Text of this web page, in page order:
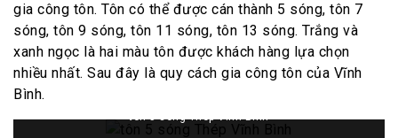
gia công tôn. Tôn có thể được cán thành 5 sóng, tôn 7
sóng, tôn 9 sóng, tôn 11 sóng, tôn 13 sóng. Trắng và
xanh ngọc là hai màu tôn được khách hàng lựa chọn
nhiều nhất. Sau đây là quy cách gia công tôn của Vĩnh
Bình.
tôn 5 sóng Thép Vĩnh Bình